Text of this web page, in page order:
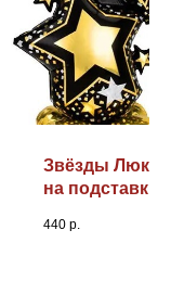
Звёзды Люкс
на подставке
(надув
440 р.